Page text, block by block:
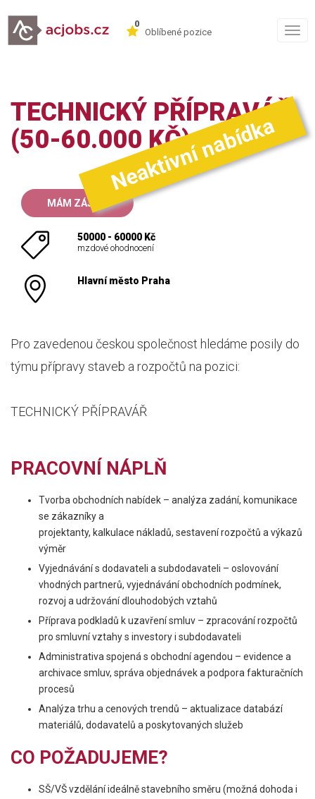
0
Oblíbené pozice
TECHNICKÝ PŘÍPRAVÁŘ
(50-60.000 KČ)Neaktivní nabídka
MÁM ZÁJEM
50000 - 60000 Kč
mzdové ohodnocení
Hlavní město Praha
Pro zavedenou českou společnost hledáme posily do
týmu přípravy staveb a rozpočtů na pozici:
TECHNICKÝ PŘÍPRAVÁŘ
PRACOVNÍ NÁPLŇ
Tvorba obchodních nabídek – analýza zadání, komunikace
se zákazníky a
projektanty, kalkulace nákladů, sestavení rozpočtů a výkazů
výměr
Vyjednávání s dodavateli a subdodavateli – oslovování
vhodných partnerů, vyjednávání obchodních podmínek,
rozvoj a udržování dlouhodobých vztahů
Příprava podkladů k uzavření smluv – zpracování rozpočtů
pro smluvní vztahy s investory i subdodavateli
Administrativa spojená s obchodní agendou – evidence a
archivace smluv, správa objednávek a podpora fakturačních
procesů
Analýza trhu a cenových trendů – aktualizace databází
materiálů, dodavatelů a poskytovaných služeb
CO POŽADUJEME?
SŠ/VŠ vzdělání ideálně stavebního směru (možná dohoda i